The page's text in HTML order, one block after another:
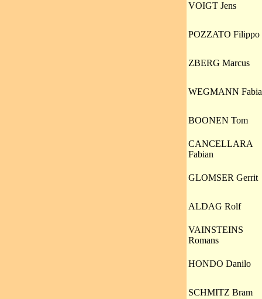
VOIGT Jens
POZZATO Filippo
ZBERG Marcus
WEGMANN
BOONEN Tom
CANCELLARA
Fabian
GLOMSER Gerrit
ALDAG Rolf
VAINSTEINS
Romans
HONDO Danilo
SCHMITZ Bram